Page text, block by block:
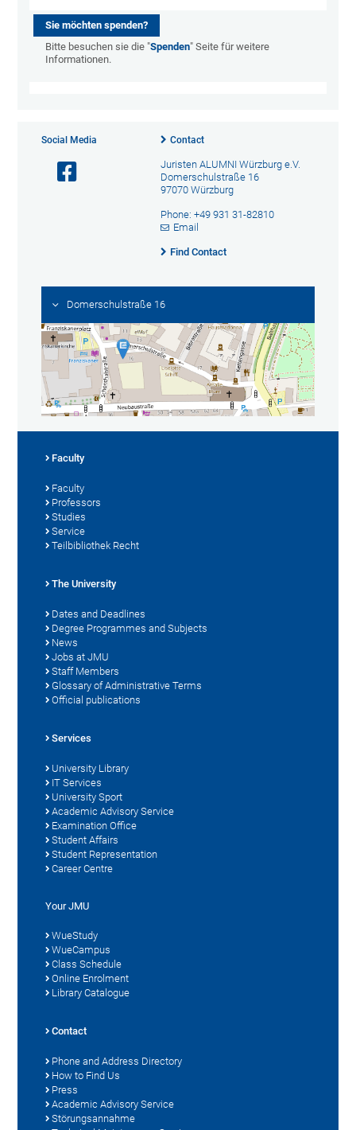
Sie möchten spenden?
Bitte besuchen sie die "Spenden" Seite für weitere
Informationen.
Social Media Contact
Juristen ALUMNI Würzburg e.V.
Domerschulstraße 16
97070 Würzburg
Phone: +49 931 31-82810
Email
Find Contact
Domerschulstraße 16
Faculty
Faculty
Professors
Studies
Service
Teilbibliothek Recht
The University
Dates and Deadlines
Degree Programmes and Subjects
News
Jobs at JMU
Staff Members
Glossary of Administrative Terms
Official publications
Services
University Library
IT Services
University Sport
Academic Advisory Service
Examination Office
Student Affairs
Student Representation
Career Centre
Your JMU
WueStudy
WueCampus
Class Schedule
Online Enrolment
Library Catalogue
Contact
Phone and Address Directory
How to Find Us
Press
Academic Advisory Service
Störungsannahme